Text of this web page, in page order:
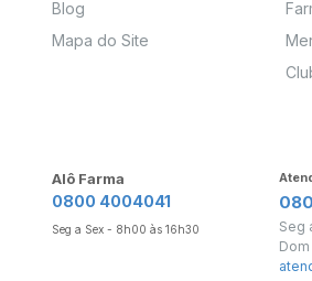
Blog
Mapa do Site
Alô Farma
0800 4004041
Seg a Sex - 8h00 às 16h30
Seg